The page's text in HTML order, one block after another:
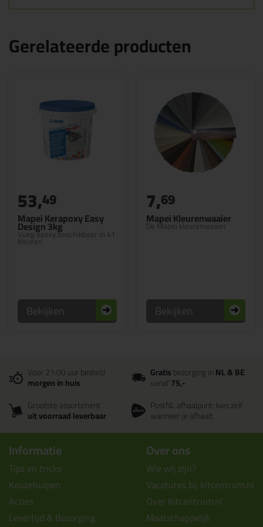
Gerelateerde producten
Mapei Kerapoxy Easy
Design 3kg
Voeg epoxy beschikbaar in 41
kleuren
53,49
Bekijken
Mapei Kleurenwaaier
De Mapei kleurenwaaier
7,69
Bekijken
Voor 21:00 uur besteld
morgen in huis
Gratisbezorging inNL & BE
vanaf75,-
Grootste assortiment
uit voorraad leverbaar
PostNL afhaalpunt: kies zelf
wanneer je afhaalt
Informatie
Tips en tricks
Keuzehulpen
Acties
Levertijd & Bezorging
Over ons
Wie wij zijn?
Vacatures bij kitcentrum.nl
Over Kitcentrum.nl
Maatschappelijk